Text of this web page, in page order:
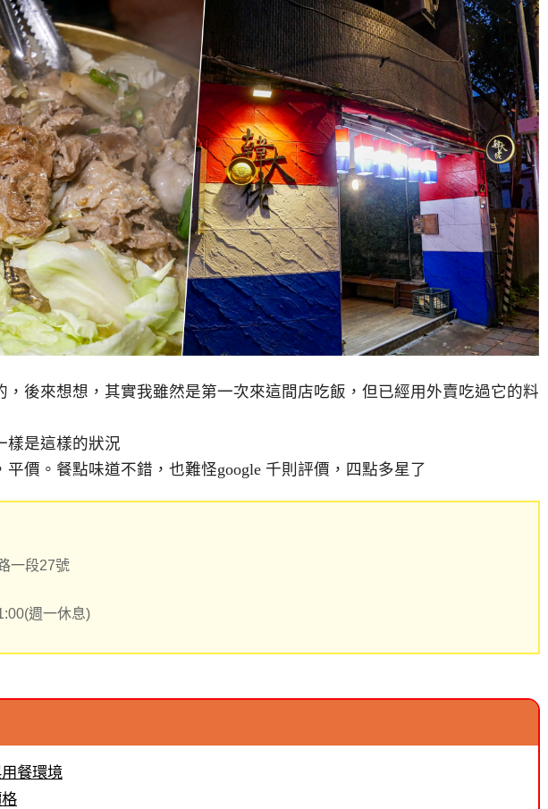
，後來想想，其實我雖然是第一次來這間店吃飯，但已經用外賣吃過它的料
樣是這樣的狀況
價。餐點味道不錯，也難怪google 千則評價，四點多星了
一段27號
週一休息)
餐環境